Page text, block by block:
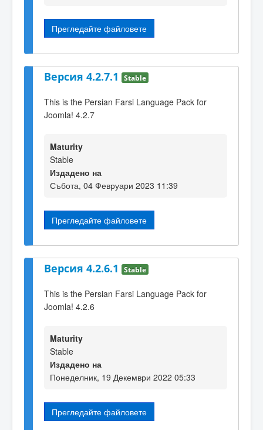
Прегледайте файловете
Версия 4.2.7.1 Stable
This is the Persian Farsi Language Pack for
Joomla! 4.2.7
Maturity
Stable
Издадено на
Събота, 04 Февруари 2023 11:39
Прегледайте файловете
Версия 4.2.6.1 Stable
This is the Persian Farsi Language Pack for
Joomla! 4.2.6
Maturity
Stable
Издадено на
Понеделник, 19 Декември 2022 05:33
Прегледайте файловете